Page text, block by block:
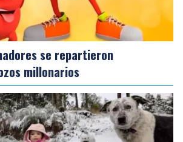
se repartieron
millonarios